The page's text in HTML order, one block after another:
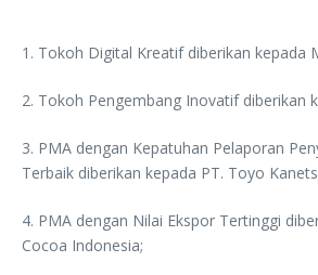
1. Tokoh Digital Kreatif diberikan kepada
2. Tokoh Pengembang Inovatif diberikan
3. PMA dengan Kepatuhan Pelaporan
Terbaik diberikan kepada PT. Toyo
4. PMA dengan Nilai Ekspor Tertinggi
Cocoa Indonesia;